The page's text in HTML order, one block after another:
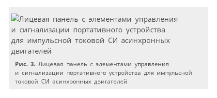
Рис. 3. Лицевая панель с элементами управления
и сигнализации портативного устройства для импульсной
токовой СИ асинхронных двигателей